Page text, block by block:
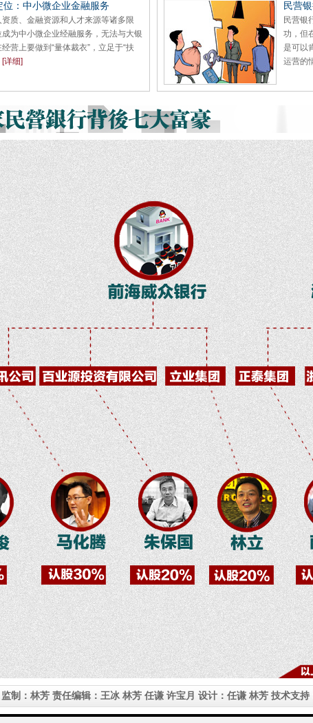
位：中小微企业金融服务
质、金融资源和人才来源等诸多限
为中小微企业经融服务，无法与大银
营上要做到“量体裁衣”，立足于“扶
[详细]
民营
民营银
功，但
是可以
运营的
制：林芳 责任编辑：王冰 林芳 任谦 许宝月 设计：任谦 林芳 技术支持